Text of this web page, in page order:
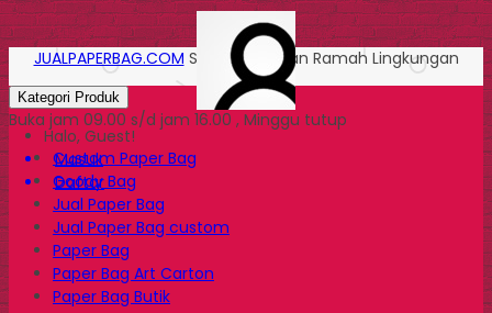
Halo, Guest!
Masuk
Daftar
JUALPAPERBAG.COM Solusi Kemasan Ramah Lingkungan
Kategori Produk
Buka jam 09.00 s/d jam 16.00 , Minggu tutup
Custom Paper Bag
Goody Bag
Jual Paper Bag
Jual Paper Bag custom
Paper Bag
Paper Bag Art Carton
Paper Bag Butik